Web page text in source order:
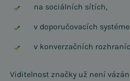
na sociálních sítích,
v doporučovacích
v konverzačních
Viditelnost značky už není